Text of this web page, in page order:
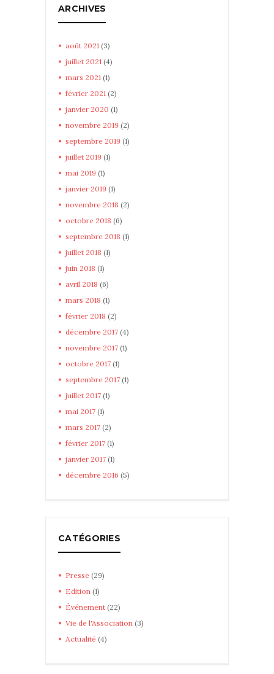
ARCHIVES
août 2021 (3)
juillet 2021 (4)
mars 2021 (1)
février 2021 (2)
janvier 2020 (1)
novembre 2019 (2)
septembre 2019 (1)
juillet 2019 (1)
mai 2019 (1)
janvier 2019 (1)
novembre 2018 (2)
octobre 2018 (6)
septembre 2018 (1)
juillet 2018 (1)
juin 2018 (1)
avril 2018 (6)
mars 2018 (1)
février 2018 (2)
décembre 2017 (4)
novembre 2017 (1)
octobre 2017 (1)
septembre 2017 (1)
juillet 2017 (1)
mai 2017 (1)
mars 2017 (2)
février 2017 (1)
janvier 2017 (1)
décembre 2016 (5)
CATÉGORIES
Presse (29)
Edition (1)
Événement (22)
Vie de l'Association (3)
Actualité (4)